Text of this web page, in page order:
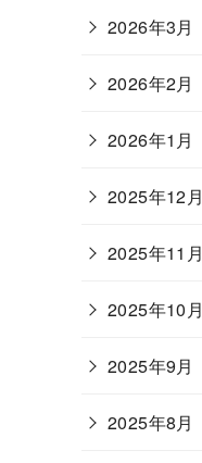
2026年3月
2026年2月
2026年1月
2025年12月
2025年11月
2025年10月
2025年9月
2025年8月